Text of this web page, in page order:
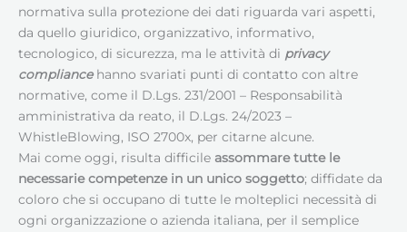
normativa sulla protezione dei dati riguarda vari aspetti,
da quello giuridico, organizzativo, informativo,
tecnologico, di sicurezza, ma le attività di privacy
compliancehanno svariati punti di contatto con altre
normative, come il D.Lgs. 231/2001 – Responsabilità
amministrativa da reato, il D.Lgs. 24/2023 –
WhistleBlowing, ISO 2700x, per citarne alcune.
Mai come oggi, risulta difficile assommare tutte le
necessarie competenze in un unico soggetto; diffidate da
coloro che si occupano di tutte le molteplici necessità di
ogni organizzazione o azienda italiana, per il semplice